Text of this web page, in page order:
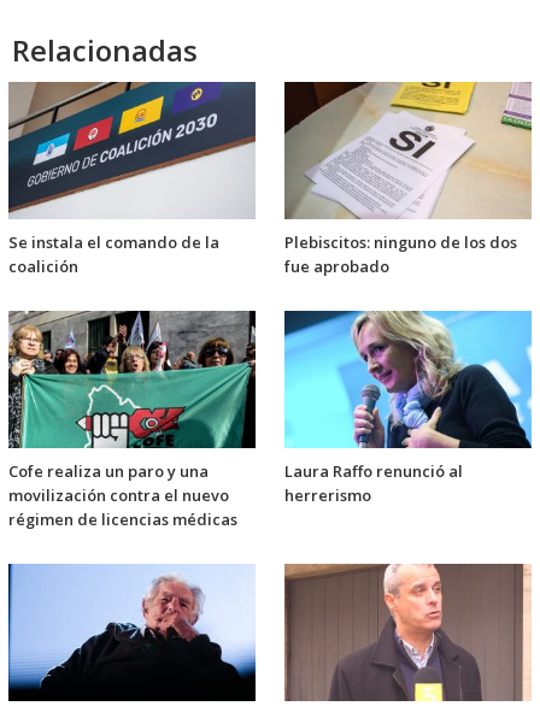
Relacionadas
Se instala el comando de la
coalición
Plebiscitos: ninguno de los dos
fue aprobado
Cofe realiza un paro y una
movilización contra el nuevo
régimen de licencias médicas
Laura Raffo renunció al
herrerismo